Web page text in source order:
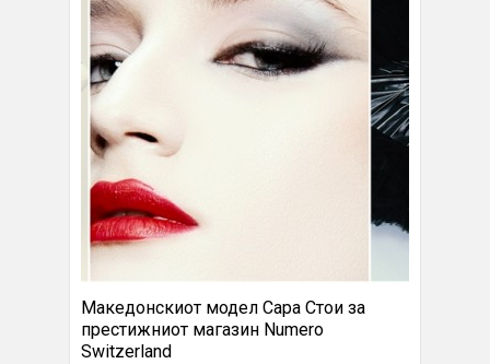
Македонскиот модел Сара Стои за
престижниот магазин Numero
Switzerland